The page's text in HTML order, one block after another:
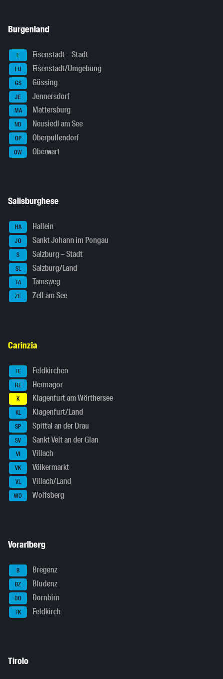
Burgenland
E Eisenstadt – Stadt
EU Eisenstadt/Umgebung
GS Güssing
JE Jennersdorf
MA Mattersburg
ND Neusiedl am See
OP Oberpullendorf
OW Oberwart
Salisburghese
HA Hallein
JO Sankt Johann im Pongau
S Salzburg – Stadt
SL Salzburg/Land
TA Tamsweg
ZE Zell am See
Carinzia
FE Feldkirchen
HE Hermagor
K Klagenfurt am Wörthersee
KL Klagenfurt/Land
SP Spittal an der Drau
SV Sankt Veit an der Glan
VI Villach
VK Völkermarkt
VL Villach/Land
WO Wolfsberg
Vorarlberg
B Bregenz
BZ Bludenz
DO Dornbirn
FK Feldkirch
Tirolo